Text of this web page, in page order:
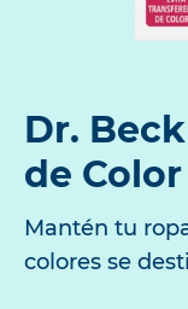
Dr.
de
Mantén tu
colores se